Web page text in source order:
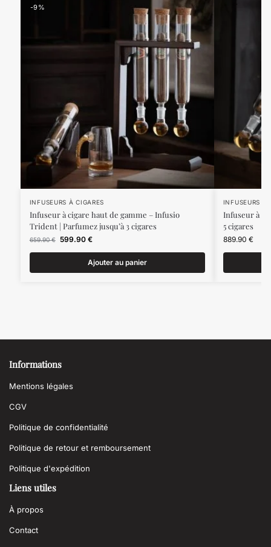
-9%
INFUSEURS À CIGARES
Infuseur à cigare haut de gamme – Infusio
Trident | Parfumez jusqu’à 3 cigares
659.90€ 599.90 €
Ajouter au panier
INFUSEURS À
Infuseur à
5 cigares
889.90 €
Informations
Mentions légales
CGV
Politique de confidentialité
Politique de retour et remboursement
Politique d'expédition
Liens utiles
À propos
Contact